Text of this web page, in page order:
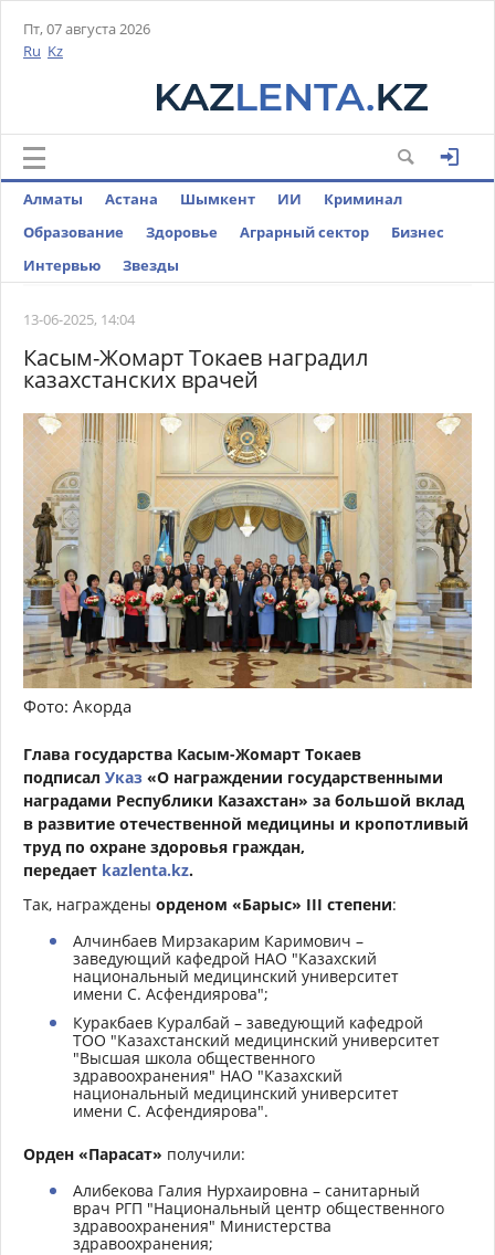
Пт, 07 августа 2026
Ru Kz
Алматы Астана Шымкент ИИ
Криминал
Образование
Здоровье Аграрный сектор
Бизнес
Интервью
Звезды
13-06-2025, 14:04
Касым-Жомарт Токаев наградил
казахстанских врачей
Фото: Акорда
Глава государства Касым-Жомарт Токаев
подписал Указ «О награждении государственными
наградами Республики Казахстан» за большой вклад
в развитие отечественной медицины и кропотливый
труд по охране здоровья граждан,
передает kazlenta.kz.
Так, награждены орденом «Барыс» ІІІ степени:
Алчинбаев Мирзакарим Каримович –
заведующий кафедрой НАО "Казахский
национальный медицинский университет
имени С. Асфендиярова";
Куракбаев Куралбай – заведующий кафедрой
ТОО "Казахстанский медицинский университет
"Высшая школа общественного
здравоохранения" НАО "Казахский
национальный медицинский университет
имени С. Асфендиярова".
Орден «Парасат» получили:
Алибекова Галия Нурхаировна – санитарный
врач РГП "Национальный центр общественного
здравоохранения" Министерства
здравоохранения;